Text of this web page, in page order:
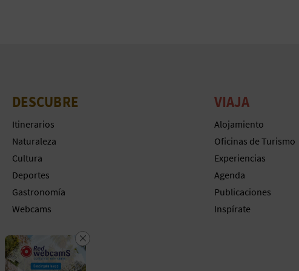
Cerrar
Descarga la app
DESCUBRE
Itinerarios
Naturaleza
Cultura
Deportes
Gastronomía
Webcams
VIAJA
Alojamiento
Oficinas de Turismo
Experiencias
Agenda
Publicaciones
Inspírate